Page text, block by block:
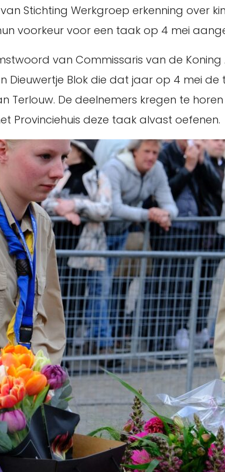
Stichting Werkgroep erkenning over
voorkeur voor een taak op 4 mei
van Commissaris van de Koning
Dieuwertje Blok die dat jaar op 4 mei
De deelnemers kregen te
Provinciehuis deze taak alvast oefenen.